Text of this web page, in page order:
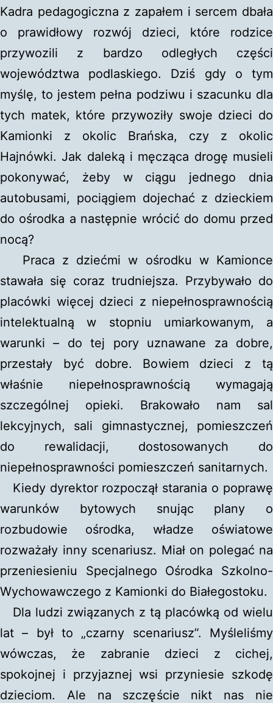
Kadra pedagogiczna z zapałem i sercem dbała
o prawidłowy rozwój dzieci, które rodzice
przywozili z bardzo odległych części
województwa podlaskiego. Dziś gdy o tym
myślę, to jestem pełna podziwu i szacunku dla
tych matek, które przywoziły swoje dzieci do
Kamionki z okolic Brańska, czy z okolic
Hajnówki. Jak daleką i męcząca drogę musieli
pokonywać, żeby w ciągu jednego dnia
autobusami, pociągiem dojechać z dzieckiem
do ośrodka a następnie wrócić do domu przed
nocą?
Praca z dziećmi w ośrodku w Kamionce
stawała się coraz trudniejsza. Przybywało do
placówki więcej dzieci z niepełnosprawnością
intelektualną w stopniu umiarkowanym, a
warunki – do tej pory uznawane za dobre,
przestały być dobre. Bowiem dzieci z tą
właśnie niepełnosprawnością wymagają
szczególnej opieki. Brakowało nam sal
lekcyjnych, sali gimnastycznej, pomieszczeń
do rewalidacji, dostosowanych do
niepełnosprawności pomieszczeń sanitarnych.
Kiedy dyrektor rozpoczął starania o poprawę
warunków bytowych snując plany o
rozbudowie ośrodka, władze oświatowe
rozważały inny scenariusz. Miał on polegać na
przeniesieniu Specjalnego Ośrodka Szkolno-
Wychowawczego z Kamionki do Białegostoku.
Dla ludzi związanych z tą placówką od wielu
lat – był to „czarny scenariusz”. Myśleliśmy
wówczas, że zabranie dzieci z cichej,
spokojnej i przyjaznej wsi przyniesie szkodę
dzieciom. Ale na szczęście nikt nas nie